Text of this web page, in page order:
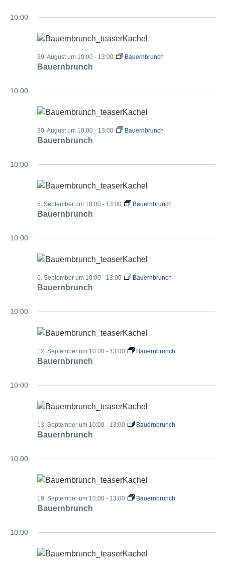
10:00
Bauernbrunch
29. August um 10:00- 13:00 Bauernbrunch
10:00
Bauernbrunch
30. August um 10:00- 13:00 Bauernbrunch
10:00
Bauernbrunch
5. September um 10:00- 13:00 Bauernbrunch
10:00
Bauernbrunch
6. September um 10:00- 13:00 Bauernbrunch
10:00
Bauernbrunch
12. September um 10:00- 13:00 Bauernbrunch
10:00
Bauernbrunch
13. September um 10:00- 13:00 Bauernbrunch
10:00
Bauernbrunch
19. September um 10:00- 13:00 Bauernbrunch
10:00